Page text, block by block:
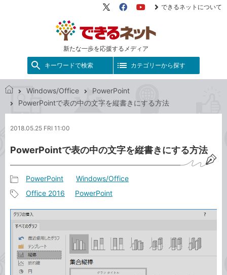
新たな一歩を応援するメディア
X（旧
FacebookYouTube
できるネットについて
キーワードで検索 カテゴリーから探す
で
ネ
ト
Windows/Office
PowerPoint
PowerPointで表の中の文字を縦書きにする方法
2018.05.25 FRI 11:00
PowerPointで表の中の文字を縦書きにする方法
事
カ
テ
ゴ
リ
PowerPoint Windows/Office
事
タ
グ
Office 2016 PowerPoint